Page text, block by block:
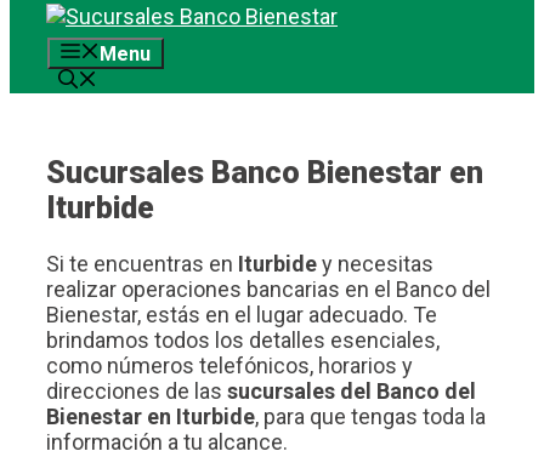
Saltar
contenidoMenu
Sucursales Banco Bienestar en
Iturbide
Si te encuentras en Iturbidey necesitas
realizar operaciones bancarias en el Banco del
Bienestar, estás en el lugar adecuado. Te
brindamos todos los detalles esenciales,
como números telefónicos, horarios y
direcciones de las sucursales del Banco del
Bienestar en Iturbide, para que tengas toda la
información a tu alcance.